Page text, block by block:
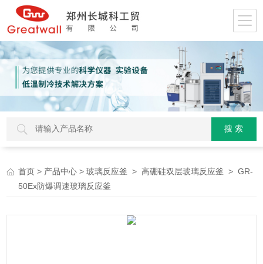
首页 > 产品中心 >玻璃反应釜 >高硼硅双层玻璃反应釜 > GR-
50Ex防爆调速玻璃反应釜